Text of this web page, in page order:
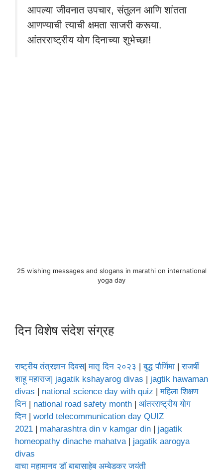
आपल्या जीवनात उपचार, संतुलन आणि शांतता
आणण्याची त्याची क्षमता साजरी करूया.
आंतरराष्ट्रीय योग दिनाच्या शुभेच्छा!
25 wishing messages and slogans in marathi on international
yoga day
दिन विशेष संदेश संग्रह
राष्ट्रीय तंत्रज्ञान दिवस|मातृ दिन २०२३ |बुद्ध पौर्णिमा |राजर्षी
शाहू महाराज| jagatik kshayarog divas | jagtik hawaman
divas | national science day with quiz |महिला शिक्षण
दिन | national road safety month | आंतरराष्ट्रीय योग
दिन | world telecommunication day QUIZ
2021 | maharashtra din v kamgar din | jagatik
homeopathy dinache mahatva | jagatik aarogya
divas
वाचा महामानव डॉ बाबासाहेब अम्बेडकर जयंती